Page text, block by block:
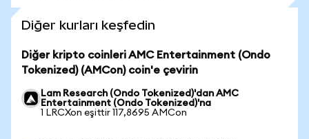
Diğer kurları keşfedin
Diğer kripto coinleri AMC Entertainment (Ondo
Tokenized) (AMCon) coin'e çevirin
Lam Research (Ondo Tokenized)'dan AMC
Entertainment (Ondo Tokenized)'na
1 LRCXon eşittir 117,8695 AMCon